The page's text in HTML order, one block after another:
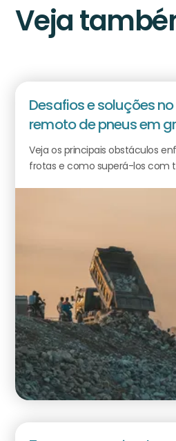
Veja
Desafios e soluções
remoto de pneus em
Veja os principais obstáculos
frotas e como superá-los com